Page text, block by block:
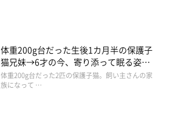
体重200g台だった生後1カ月半の保護子
猫兄妹→6才の今、寄り添って眠る姿に
ほっこり！
体重200g台だった2匹の保護子猫。飼い主さんの家
族になって …